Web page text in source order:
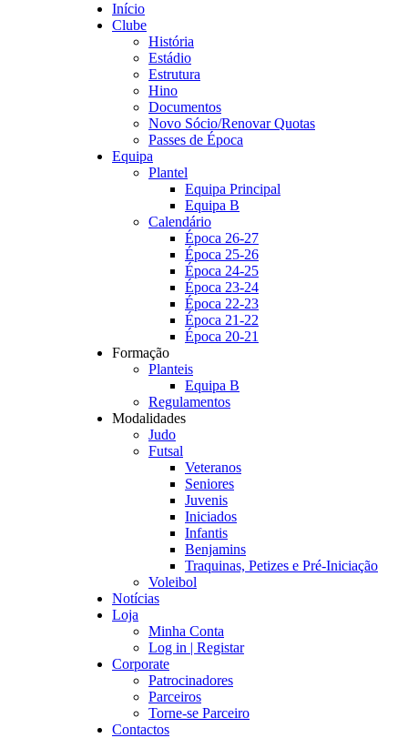
Início
Clube
História
Estádio
Estrutura
Hino
Documentos
Novo Sócio/Renovar Quotas
Passes de Época
Equipa
Plantel
Equipa Principal
Equipa B
Calendário
Época 26-27
Época 25-26
Época 24-25
Época 23-24
Época 22-23
Época 21-22
Época 20-21
Formação
Planteis
Equipa B
Regulamentos
Modalidades
Judo
Futsal
Veteranos
Seniores
Juvenis
Iniciados
Infantis
Benjamins
Traquinas, Petizes e Pré-Iniciação
Voleibol
Notícias
Loja
Minha Conta
Log in | Registar
Corporate
Patrocinadores
Parceiros
Torne-se Parceiro
Contactos